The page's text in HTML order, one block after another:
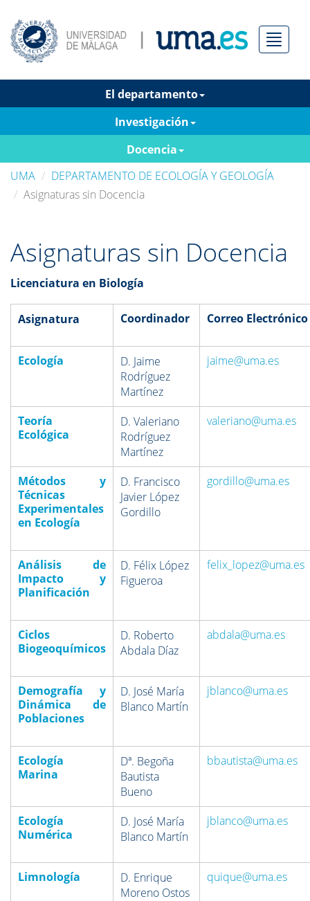
Menú
El departamento
Investigación
Docencia
UMA
DEPARTAMENTO DE ECOLOGÍA Y GEOLOGÍA
Asignaturas sin Docencia
Asignaturas sin Docencia
Licenciatura en Biología
Asignatura Coordinador Correo Electrónico
Ecología
D. Jaime
Rodríguez
Martínez
jaime@uma.es
Teoría
Ecológica
D. Valeriano
Rodríguez
Martínez
valeriano@uma.es
Métodos y
Técnicas
Experimentales
en Ecología
D. Francisco
Javier López
Gordillo
gordillo@uma.es
Análisis de
Impacto y
Planificación
D. Félix López
Figueroa
felix_lopez@uma.es
Ciclos
Biogeoquímicos
D. Roberto
Abdala Díaz
abdala@uma.es
Demografía y
Dinámica de
Poblaciones
D. José María
Blanco Martín
jblanco@uma.es
Ecología
Marina
Dª. Begoña
Bautista
Bueno
bbautista@uma.es
Ecología
Numérica
D. José María
Blanco Martín
jblanco@uma.es
Limnología
D. Enrique
Moreno Ostos
quique@uma.es